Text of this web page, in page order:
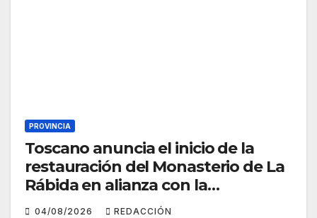
PROVINCIA
Toscano anuncia el inicio de la
restauración del Monasterio de La
Rábida en alianza con la
Fundación Cajasol y la Fundación
04/08/2026 REDACCIÓN